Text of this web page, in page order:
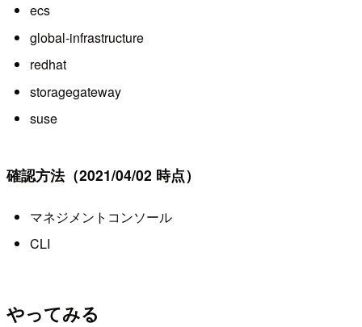
ecs
global-infrastructure
redhat
storagegateway
suse
確認方法（2021/04/02 時点）
マネジメントコンソール
CLI
やってみる